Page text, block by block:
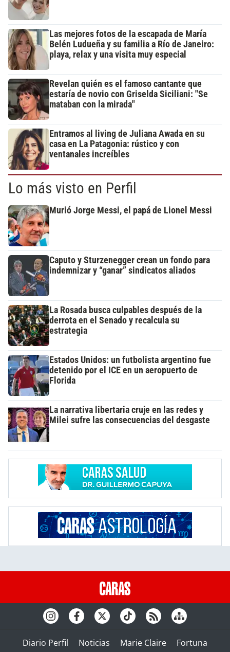
Las mejores fotos de la escapada de María
Belén Ludueña y su familia a Río de Janeiro:
playa, relax y una visita muy especial
Revelan quién es el famoso cantante que
estaría de novio con Griselda Siciliani: "Se
mataban con la mirada"
Entramos al living de Juliana Awada en su
casa en La Patagonia: rústico y con
ventanales increíbles
Lo más visto en Perfil
Murió Jorge Messi, el papá de Lionel Messi
Caputo y Sturzenegger crean un fondo para
indemnizar y “ganar” sindicatos aliados
La Rosada busca culpables después de la
derrota en el Senado y recalcula su
estrategia
Estados Unidos: un futbolista argentino fue
detenido por el ICE en un aeropuerto de
Florida
La narrativa libertaria cruje en las redes y
Milei sufre las consecuencias del desgaste
Diario Perfil Noticias Marie Claire Fortuna